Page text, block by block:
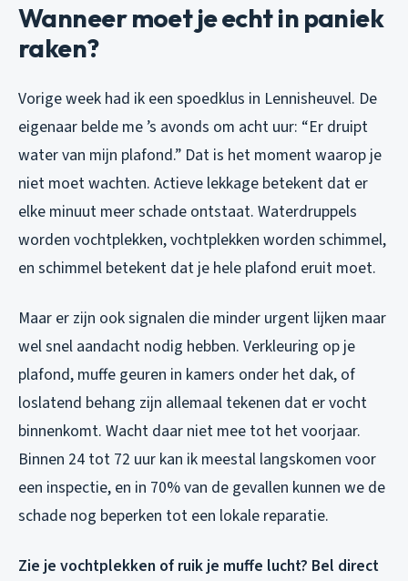
Wanneer moet je echt in paniek
raken?
Vorige week had ik een spoedklus in Lennisheuvel. De
eigenaar belde me ’s avonds om acht uur: “Er druipt
water van mijn plafond.” Dat is het moment waarop je
niet moet wachten. Actieve lekkage betekent dat er
elke minuut meer schade ontstaat. Waterdruppels
worden vochtplekken, vochtplekken worden schimmel,
en schimmel betekent dat je hele plafond eruit moet.
Maar er zijn ook signalen die minder urgent lijken maar
wel snel aandacht nodig hebben. Verkleuring op je
plafond, muffe geuren in kamers onder het dak, of
loslatend behang zijn allemaal tekenen dat er vocht
binnenkomt. Wacht daar niet mee tot het voorjaar.
Binnen 24 tot 72 uur kan ik meestal langskomen voor
een inspectie, en in 70% van de gevallen kunnen we de
schade nog beperken tot een lokale reparatie.
Zie je vochtplekken of ruik je muffe lucht? Bel direct